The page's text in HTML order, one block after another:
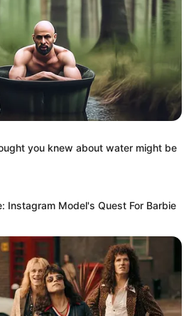
(sábado 8 de noviembre):
López Jr, Los K Ramones y
Álvaro Gómez Hurtado
Yeison Jiménez, Ciro
Niche, Luifer Cuello y San
Música Campesina (domingo
Parque Principal):
you knew about water might be
Instagram Model's Quest For Barbie